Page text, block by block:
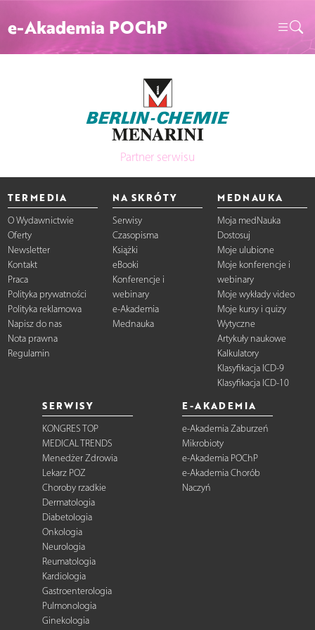
e-Akademia POChP
Partner serwisu
TERMEDIA
O Wydawnictwie
Oferty
Newsletter
Kontakt
Praca
Polityka prywatności
Polityka reklamowa
Napisz do nas
Nota prawna
Regulamin
NA SKRÓTY
Serwisy
Czasopisma
Książki
eBooki
Konferencje i
webinary
e-Akademia
Mednauka
MEDNAUKA
Moja medNauka
Dostosuj
Moje ulubione
Moje konferencje i
webinary
Moje wykłady video
Moje kursy i quizy
Wytyczne
Artykuły naukowe
Kalkulatory
Klasyfikacja ICD-9
Klasyfikacja ICD-10
SERWISY
KONGRES TOP
MEDICAL TRENDS
Menedżer Zdrowia
Lekarz POZ
Choroby rzadkie
Dermatologia
Diabetologia
Onkologia
Neurologia
Reumatologia
Kardiologia
Gastroenterologia
Pulmonologia
Ginekologia
E-AKADEMIA
e-Akademia Zaburzeń
Mikrobioty
e-Akademia POChP
e-Akademia Chorób
Naczyń